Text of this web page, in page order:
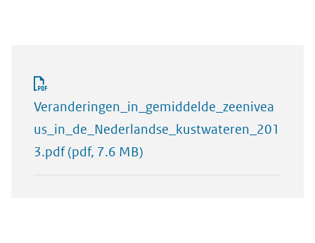
Veranderingen_in_gemiddelde_zeenivea
us_in_de_Nederlandse_kustwateren_201
3.pdf(pdf, 7.6 MB)